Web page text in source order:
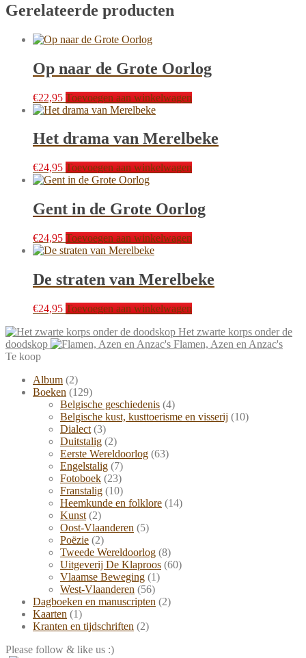
Gerelateerde producten
Op naar de Grote Oorlog
€22,95 Toevoegen aan winkelwagen
Het drama van Merelbeke
€24,95 Toevoegen aan winkelwagen
Gent in de Grote Oorlog
€24,95 Toevoegen aan winkelwagen
De straten van Merelbeke
€24,95 Toevoegen aan winkelwagen
Het zwarte korps onder de
doodskop
Flamen, Azen en Anzac's
Te koop
Album (2)
Boeken (129)
Belgische geschiedenis (4)
Belgische kust, kusttoerisme en visserij (10)
Dialect (3)
Duitstalig (2)
Eerste Wereldoorlog (63)
Engelstalig (7)
Fotoboek (23)
Franstalig (10)
Heemkunde en folklore (14)
Kunst (2)
Oost-Vlaanderen (5)
Poëzie (2)
Tweede Wereldoorlog (8)
Uitgeverij De Klaproos (60)
Vlaamse Beweging (1)
West-Vlaanderen (56)
Dagboeken en manuscripten (2)
Kaarten (1)
Kranten en tijdschriften (2)
Please follow & like us :)